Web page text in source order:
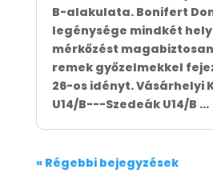
B-alakulata. Bonifert
legénysége mindkét
mérkőzést
remek győzelmekkel
26-os idényt. Vásárhelyi
U14/B---Szedeák U14/B ...
« Régebbi bejegyzések